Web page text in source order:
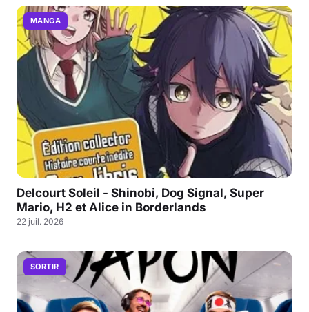
MANGA
Delcourt Soleil - Shinobi, Dog Signal, Super
Mario, H2 et Alice in Borderlands
22 juil. 2026
SORTIR